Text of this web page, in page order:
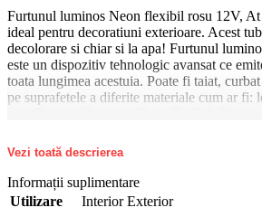
Furtunul luminos Neon flexibil rosu 12V,
ideal pentru decoratiuni exterioare. Acest
decolorare si chiar si la apa! Furtunul
este un dispozitiv tehnologic avansat ce
toata lungimea acestuia. Poate fi taiat,
pe suprafetele a diferite materiale cum ar fi:
monta cu canale din plastic sau aluminiu.
Caracteristici:
Se poate taia din 2.5 in 2.5 cm!!!!!!
Vezi toată descrierea
Informații suplimentare
Utilizare
Interior Exterior